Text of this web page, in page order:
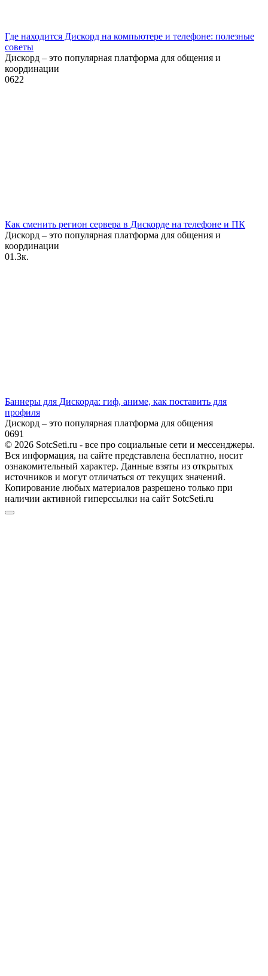
Где находится Дискорд на компьютере и телефоне: полезные
советы
Дискорд – это популярная платформа для общения и
координации
0622
Как сменить регион сервера в Дискорде на телефоне и ПК
Дискорд – это популярная платформа для общения и
координации
01.3к.
Баннеры для Дискорда: гиф, аниме, как поставить для
профиля
Дискорд – это популярная платформа для общения
0691
© 2026 SotcSeti.ru - все про социальные сети и мессенджеры.
Вся информация, на сайте представлена бесплатно, носит
ознакомительный характер. Данные взяты из открытых
источников и могут отличаться от текущих значений.
Копирование любых материалов разрешено только при
наличии активной гиперссылки на сайт SotcSeti.ru